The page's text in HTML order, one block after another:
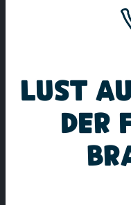
LUST
DER